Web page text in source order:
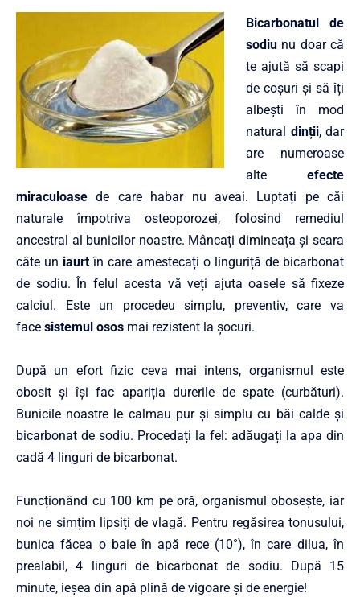
Bicarbonatul de
sodiu nu doar că
te ajută să scapi
de coșuri și să îți
albești în mod
natural dinții, dar
are numeroase
alte efecte
miraculoasede care habar nu aveai. Luptați pe căi
naturale împotriva os­teoporozei, folosind remediul
ancestral al bunicilor noastre. Mâncați dimineața și seara
câte un iaurtîn care amestecați o linguriță de bicarbonat
de sodiu. În felul acesta vă veți ajuta oasele să fixeze
calciul. Este un procedeu simplu, preventiv, care va
face sistemul osos mai rezistent la șocuri.
După un efort fizic ceva mai intens, organismul este
obosit și își fac apariția durerile de spate (curbă­turi).
Bunicile noastre le calmau pur și simplu cu băi calde și
bicarbo­nat de sodiu. Procedați la fel: adăugați la apa din
cadă 4 linguri de bicarbonat.
Funcționând cu 100 km pe oră, organismul obosește, iar
noi ne simțim lipsiți de vlagă. Pentru regăsirea tonusului,
bunica făcea o baie în apă rece (10°), în care dilua, în
prea­labil, 4 linguri de bicar­bo­nat de sodiu. După 15
minute, ieșea din apă plină de vigoare și de energie!